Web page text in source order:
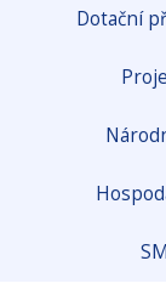
Dotační